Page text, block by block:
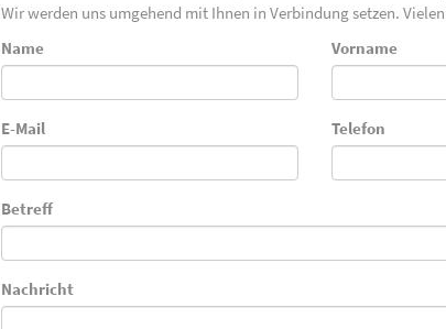
Wir werden uns umgehend mit Ihnen in Verbindung setzen.
Name
Vorname
E-Mail Telefon
Betreff
Nachricht